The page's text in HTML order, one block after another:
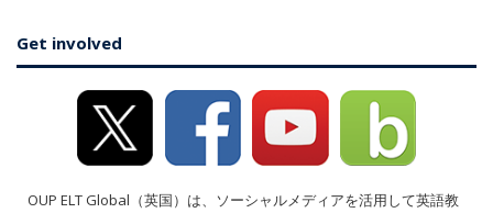
Get involved
OUP ELT Global（英国）は、ソーシャルメディアを活用して英語教